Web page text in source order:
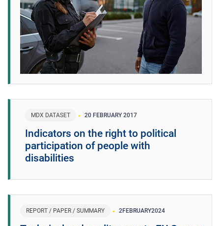
MDX DATASET 20 FEBRUARY 2017
Indicators on the right to political
participation of people with
disabilities
REPORT / PAPER / SUMMARY 2FEBRUARY2024